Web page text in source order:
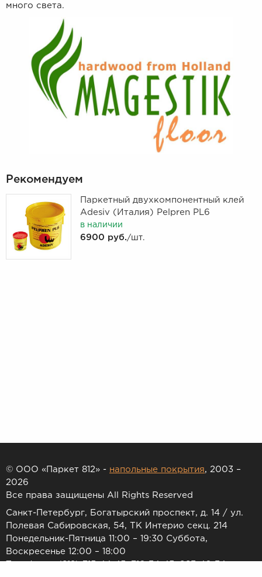
много света.
Рекомендуем
Паркетный двухкомпонентный клей
Adesiv (Италия) Pelpren PL6
в наличии
6900 руб./шт.
© ООО «Паркет 812» - напольные покрытия, 2003 –
2026
Все права защищены All Rights Reserved
Санкт-Петербург, Богатырский проспект, д. 14 / ул.
Полевая Сабировская, 54, ТК Интерио секц. 214
Понедельник-Пятница 11:00 – 19:30 Суббота,
Воскресенье 12:00 – 18:00